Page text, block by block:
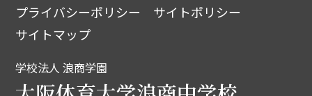
プライバシーポリシー
サイトポリシー
サイトマップ
学校法人 浪商学園